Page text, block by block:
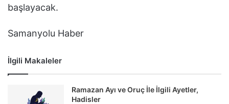
başlayacak.
Samanyolu Haber
İlgili Makaleler
Ramazan Ayı ve Oruç İle İlgili Ayetler,
Hadisler